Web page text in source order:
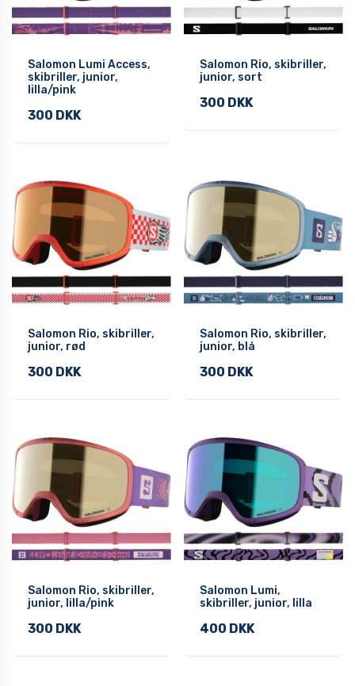
Salomon Lumi Access,
skibriller, junior,
lilla/pink
300 DKK
Salomon Rio, skibriller,
junior, sort
300 DKK
Salomon Rio, skibriller,
junior, rød
300 DKK
Salomon Rio, skibriller,
junior, blå
300 DKK
Salomon Rio, skibriller,
junior, lilla/pink
300 DKK
Salomon Lumi,
skibriller, junior, lilla
400 DKK